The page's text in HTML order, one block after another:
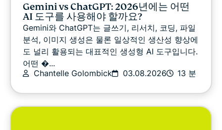
최신 소식
온라인 보안
기타
개인정보
Gemini vs ChatGPT: 2026년에는 어떤
AI 도구를 사용해야 할까요?
Gemini와 ChatGPT는 글쓰기, 리서치, 코딩, 파일
분석, 이미지 생성은 물론 일상적인 생산성 향상에
도 널리 활용되는 대표적인 생성형 AI 도구입니다.
어떤 �...
Chantelle Golombick
03.08.2026 13 분